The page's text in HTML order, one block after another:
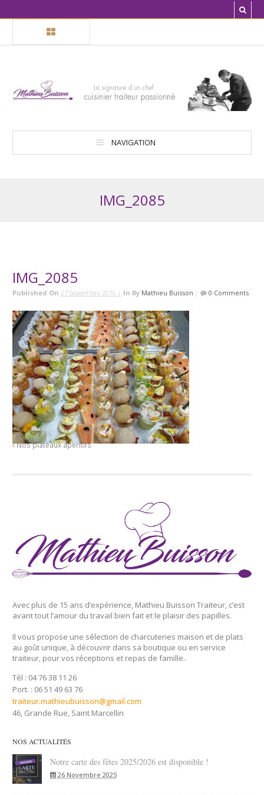
NAVIGATION
IMG_2085
IMG_2085
Published On 27 Septembre 2016 | In By Mathieu Buisson | 0 Comments
Nos plateaux apéritifs
Avec plus de 15 ans d’expérience, Mathieu Buisson Traiteur, c’est
avant tout l’amour du travail bien fait et le plaisir des papilles.
Il vous propose une sélection de charcuteries maison et de plats
au goût unique, à découvrir dans sa boutique ou en service
traiteur, pour vos réceptions et repas de famille..
Tél : 04 76 38 11 26
Port. : 06 51 49 63 76
traiteur.mathieubuisson@gmail.com
46, Grande Rue, Saint Marcellin
NOS ACTUALITÉS
Notre carte des fêtes 2025/2026 est disponible !
26 Novembre 2025